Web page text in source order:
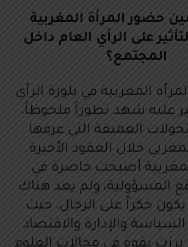
حضور المرأة المغربية
على الرأي العام داخل
المجتمع؟
المغربية في بلورة الرأي
علىه شهد تطوراً ملحوظاً،
العميقة التي عرفها
خلال العقود الأخيرة.
أصبحت حاضرة في
المسؤولية، ولم يعد هناك
حكراً على الرجال، حيث
والإدارة والاقتصاد